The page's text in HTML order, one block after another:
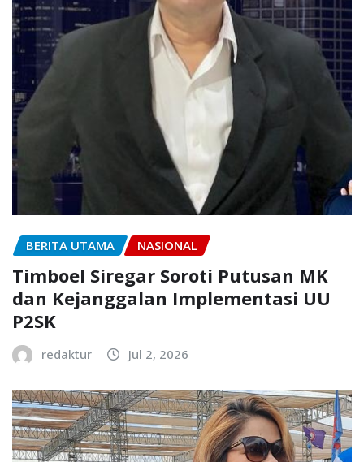
BERITA UTAMA NASIONAL
Timboel Siregar Soroti Putusan MK
dan Kejanggalan Implementasi UU
P2SK
redaktur Jul 2, 2026